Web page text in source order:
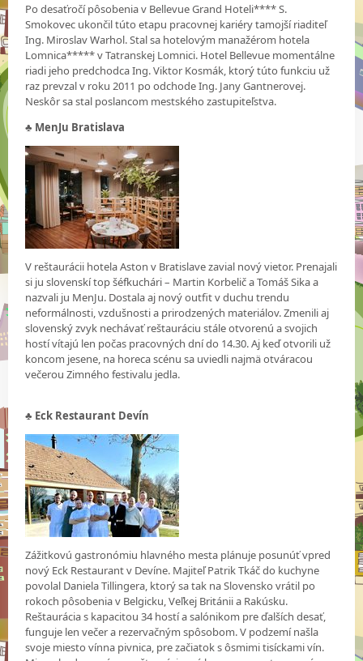
Po desaťročí pôsobenia v Bellevue Grand Hoteli**** S.
Smokovec ukončil túto etapu pracovnej kariéry tamojší riaditeľ
Ing. Miroslav Warhol. Stal sa hotelovým manažérom hotela
Lomnica***** v Tatranskej Lomnici. Hotel Bellevue momentálne
riadi jeho predchodca Ing. Viktor Kosmák, ktorý túto funkciu už
raz prevzal v roku 2011 po odchode Ing. Jany Gantnerovej.
Neskôr sa stal poslancom mestského zastupiteľstva.
♣ MenJu Bratislava
V reštaurácii hotela Aston v Bratislave zavial nový vietor. Prenajali
si ju slovenskí top šéfkuchári – Martin Korbelič a Tomáš Sika a
nazvali ju MenJu. Dostala aj nový outfit v duchu trendu
neformálnosti, vzdušnosti a prirodzených materiálov. Zmenili aj
slovenský zvyk nechávať reštauráciu stále otvorenú a svojich
hostí vítajú len počas pracovných dní do 14.30. Aj keď otvorili už
koncom jesene, na horeca scénu sa uviedli najmä otváracou
večerou Zimného festivalu jedla.
♣ Eck Restaurant Devín
Zážitkovú gastronómiu hlavného mesta plánuje posunúť vpred
nový Eck Restaurant v Devíne. Majiteľ Patrik Tkáč do kuchyne
povolal Daniela Tillingera, ktorý sa tak na Slovensko vrátil po
rokoch pôsobenia v Belgicku, Veľkej Británii a Rakúsku.
Reštaurácia s kapacitou 34 hostí a salónikom pre ďalších desať,
funguje len večer a rezervačným spôsobom. V podzemí našla
svoje miesto vínna pivnica, pre začiatok s ôsmimi tisíckami vín.